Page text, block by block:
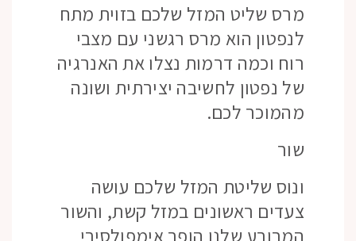
מרס שליט המזל שלכם בזוית מתח
לנפטון הוא מרס רגשני עם מצבי
רוח וכמה דרמות נצלו את האנרגיה
של נפטון לחשיבה יצירתית ושונה
מהמוכר לכם.
שור
ונוס שליטת המזל שלכם עושה
צעדים ראשונים במזל קשת, והשור
המרובע שלנו הופך אימפולסיבי